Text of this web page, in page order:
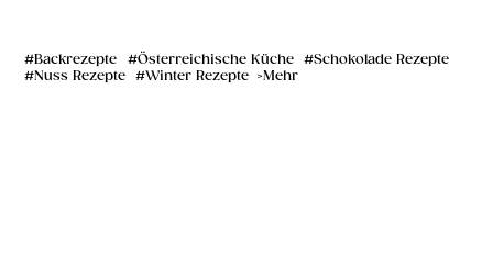
Backrezepte Österreichische Küche
Schokolade Rezepte
Nuss Rezepte
Winter Rezepte Mehr